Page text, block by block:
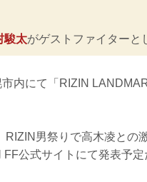
駿太がゲストファイターと
内にて「RIZIN
RIZIN男祭りで高木凌との
公式サイトにて発表予定